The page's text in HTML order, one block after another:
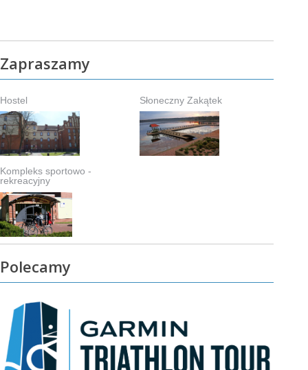
Zapraszamy
Hostel Słoneczny Zakątek
Kompleks sportowo -
rekreacyjny
Polecamy